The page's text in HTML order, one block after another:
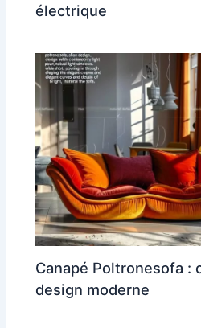
électrique
Canapé Poltronesofa
design moderne